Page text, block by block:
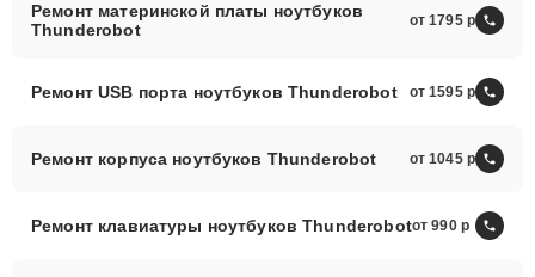
Ремонт материнской платы ноутбуков
Thunderobot
от 1795
Ремонт USB порта ноутбуков Thunderobot от 1595
Ремонт корпуса ноутбуков Thunderobot от 1045
Ремонт клавиатуры ноутбуков Thunderobotот 990